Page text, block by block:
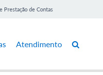
Prestação de Contas
Atendimento